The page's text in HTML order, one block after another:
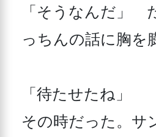
「そうなんだ」　
っちんの話に胸を
「待たせたね」
その時だった。サ